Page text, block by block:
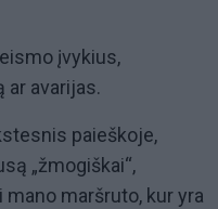
įvykius,
ar avarijas.
paieškoje,
„žmogiškai“,
mano maršruto, kur yra